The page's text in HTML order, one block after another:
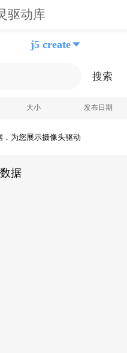
驱动库
j5 create
搜索
大小 发布日期
，为您展示摄像头驱动
据